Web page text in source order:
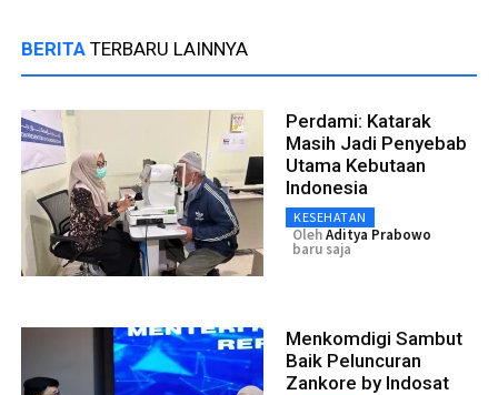
BERITA TERBARU LAINNYA
Perdami: Katarak
Masih Jadi Penyebab
Utama Kebutaan
Indonesia
KESEHATAN
OlehAditya Prabowo
baru saja
Menkomdigi Sambut
Baik Peluncuran
Zankore by Indosat